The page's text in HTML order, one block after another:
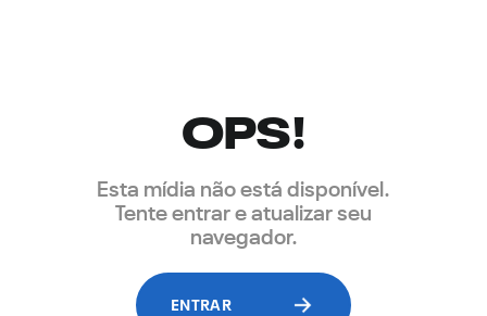
OPS!
Esta mídia não está disponível.
Tente entrar e atualizar seu
navegador.
ENTRAR